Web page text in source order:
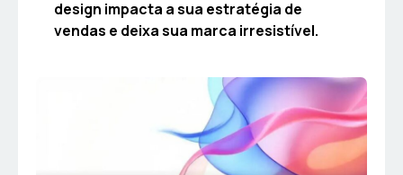
design impacta a sua estratégia de
vendas e deixa sua marca irresistível.